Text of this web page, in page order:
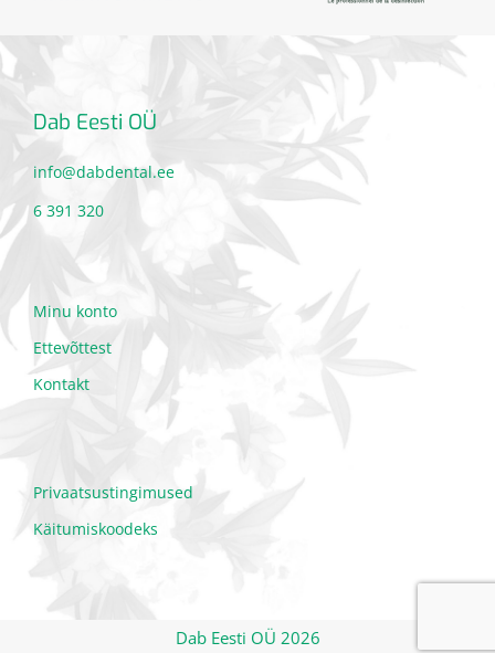
Dab Eesti OÜ
info@dabdental.ee
6 391 320
Minu konto
Ettevõttest
Kontakt
Privaatsustingimused
Käitumiskoodeks
Dab Eesti OÜ 2026